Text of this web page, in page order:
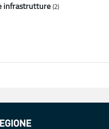
infrastrutture (2)